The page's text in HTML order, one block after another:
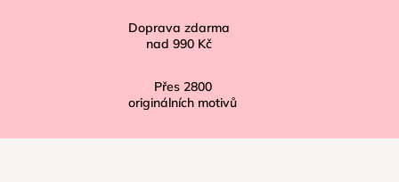
Doprava zdarma
nad 990 Kč
Přes 2800
originálních motivů